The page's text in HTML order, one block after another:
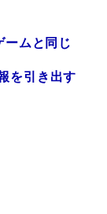
ムと同じ
を引き出す